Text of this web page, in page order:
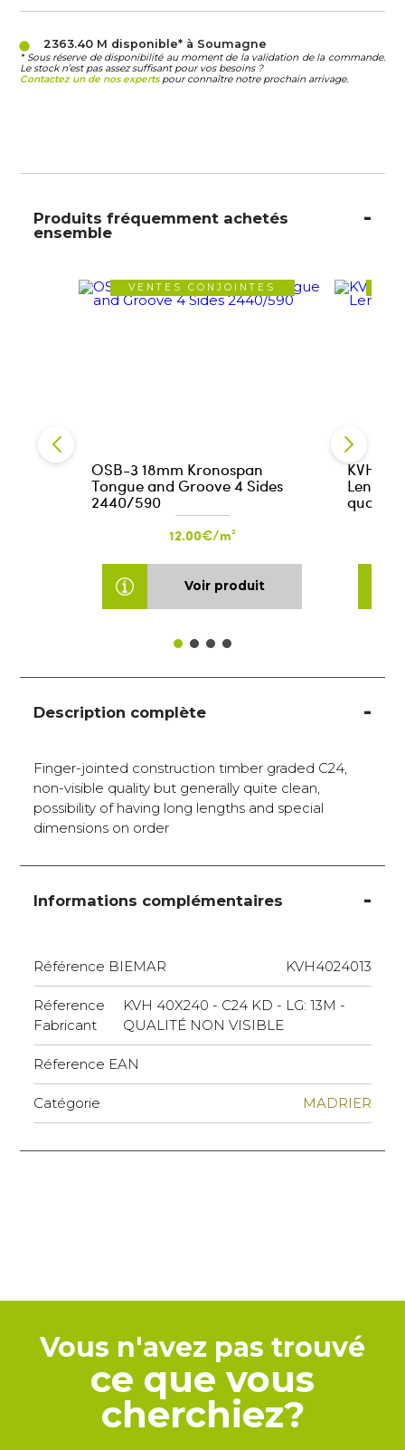
2363.40 M disponible* à Soumagne
* Sous réserve de disponibilité au moment de la validation de la commande.
Le stock n’est pas assez suffisant pour vos besoins ?
Contactez un de nos expertspour connaître notre prochain arrivage.
Produits fréquemment achetés
ensemble
VENTES CONJOINTES
OSB-3 18mm Kronospan
Tongue and Groove 4 Sides
2440/590
12.00€/m²
Voir produit
KVH
quality
Description complète
Finger-jointed construction timber graded C24,
non-visible quality but generally quite clean,
possibility of having long lengths and special
dimensions on order
Informations complémentaires
Référence BIEMAR KVH4024013
Réference
Fabricant
KVH 40X240 - C24 KD - LG: 13M -
QUALITÉ NON VISIBLE
Réference EAN
Catégorie MADRIER
Vous n'avez pas trouvé
ce que vous
cherchiez?